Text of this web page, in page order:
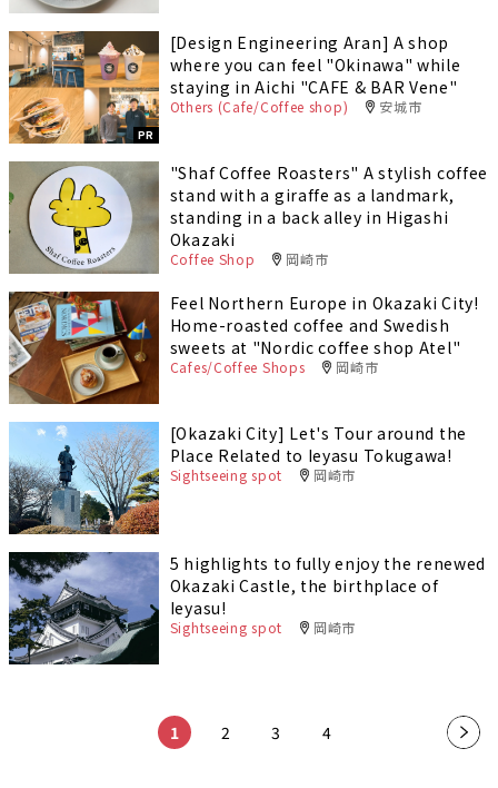
PR
[Design Engineering Aran] A shop
where you can feel "Okinawa" while
staying in Aichi "CAFE & BAR Vene"
Others (Cafe/Coffee shop) 安城市
"Shaf Coffee Roasters" A stylish coffee
stand with a giraffe as a landmark,
standing in a back alley in Higashi
Okazaki
Coffee Shop 岡崎市
Feel Northern Europe in Okazaki City!
Home-roasted coffee and Swedish
sweets at "Nordic coffee shop Atel"
Cafes/Coffee Shops 岡崎市
[Okazaki City] Let's Tour around the
Place Related to Ieyasu Tokugawa!
Sightseeing spot 岡崎市
5 highlights to fully enjoy the renewed
Okazaki Castle, the birthplace of
Ieyasu!
Sightseeing spot 岡崎市
1 2 3 4 »